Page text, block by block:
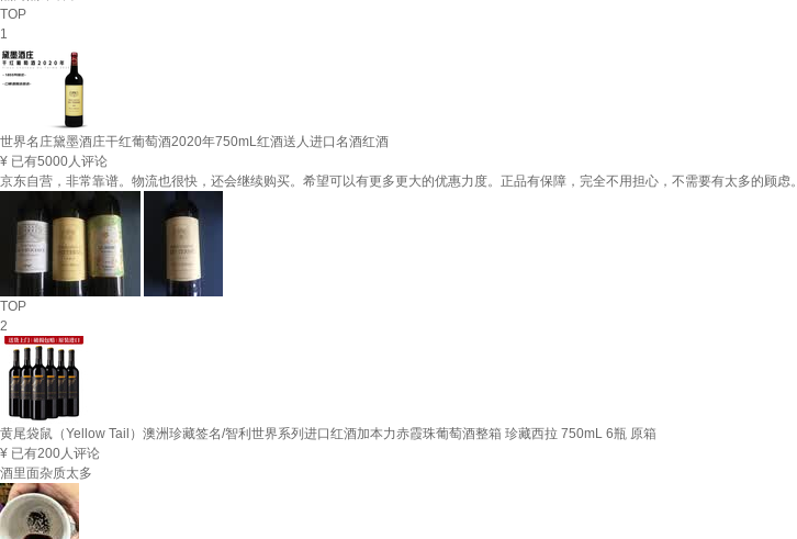
TOP
1
世界名庄黛墨酒庄干红葡萄酒2020年750mL红酒送人进口名酒红酒
¥ 已有5000人评论
京东自营，非常靠谱。物流也很快，还会继续购买。希望可以有更多更大的优惠力度。正品有保障，完全不用担心，不需要有太多的顾虑。
TOP
2
黄尾袋鼠（Yellow Tail）澳洲珍藏签名/智利世界系列进口红酒加本力赤霞珠葡萄酒整箱 珍藏西拉 750mL 6瓶 原箱
¥ 已有200人评论
酒里面杂质太多